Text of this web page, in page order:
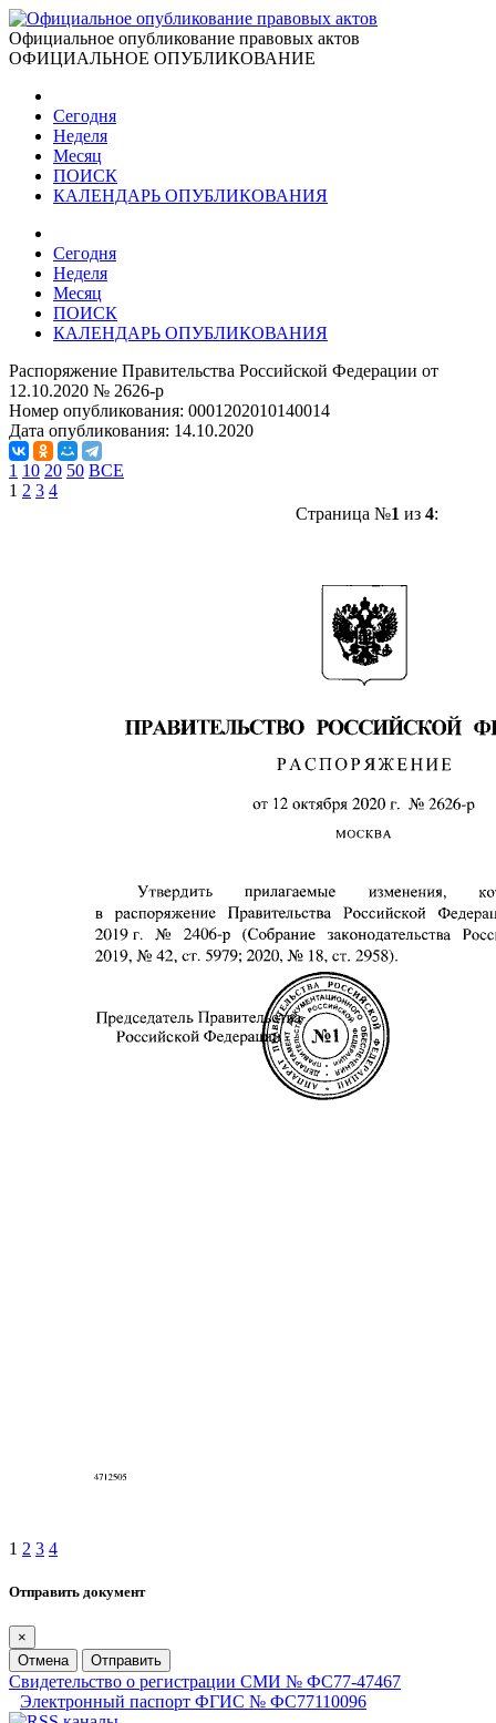
Официальное опубликование правовых актов
ОФИЦИАЛЬНОЕ ОПУБЛИКОВАНИЕ
Сегодня
Неделя
Месяц
ПОИСК
КАЛЕНДАРЬ ОПУБЛИКОВАНИЯ
Сегодня
Неделя
Месяц
ПОИСК
КАЛЕНДАРЬ ОПУБЛИКОВАНИЯ
Распоряжение Правительства Российской Федерации от
12.10.2020 № 2626-р
Номер опубликования: 0001202010140014
Дата опубликования: 14.10.2020
1 10 20 50 ВСЕ
1 2 3 4
Страница №1 из 4:
1 2 3 4
Отправить документ
×
Отмена
Отправить
Свидетельство о регистрации СМИ № ФС77-47467
Электронный паспорт ФГИС № ФС77110096